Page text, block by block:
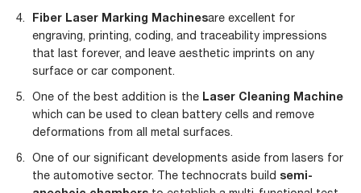
Fiber Laser Marking Machinesare excellent for
engraving, printing, coding, and traceability impressions
that last forever, and leave aesthetic imprints on any
surface or car component.
One of the best addition is the Laser Cleaning Machine
which can be used to clean battery cells and remove
deformations from all metal surfaces.
One of our significant developments aside from lasers for
the automotive sector. The technocrats build semi-